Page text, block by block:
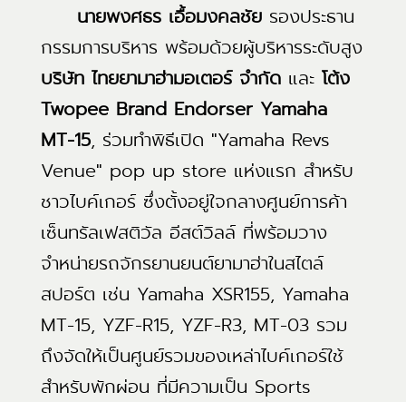
นายพงศธร เอื้อมงคลชัย รองประธาน
กรรมการบริหาร พร้อมด้วยผู้บริหารระดับสูง
บริษัท ไทยยามาฮ่ามอเตอร์ จำกัดและ โต้ง
Twopee Brand Endorser Yamaha
MT-15, ร่วมทำพิธีเปิด "Yamaha Revs
Venue" pop up store แห่งแรก สำหรับ
ชาวไบค์เกอร์ ซึ่งตั้งอยู่ใจกลางศูนย์การค้า
เซ็นทรัลเฟสติวัล อีสต์วิลล์ ที่พร้อมวาง
จำหน่ายรถจักรยานยนต์ยามาฮ่าในสไตล์
สปอร์ต เช่น Yamaha XSR155, Yamaha
MT-15, YZF-R15, YZF-R3, MT-03 รวม
ถึงจัดให้เป็นศูนย์รวมของเหล่าไบค์เกอร์ใช้
สำหรับพักผ่อน ที่มีความเป็น Sports